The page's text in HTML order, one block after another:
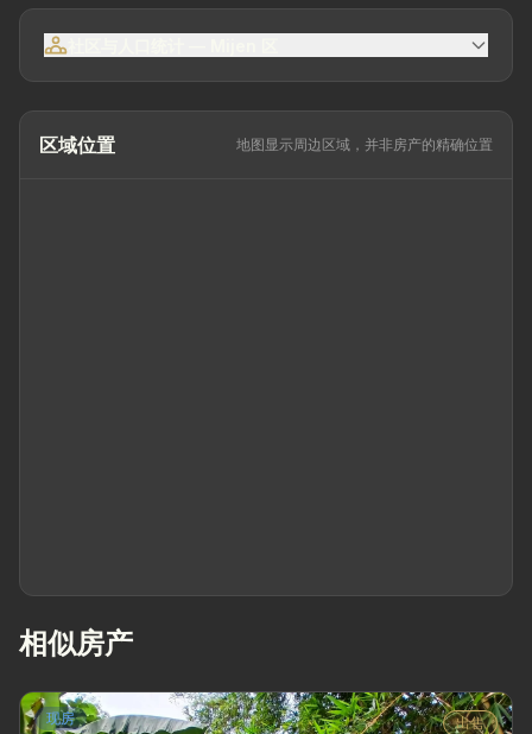
地？ 该区域房产价值持续上升 自由设计——您可以根据自己
的偏好建造理想家园
区域位置 地图显示周边区域，并非房产的精确位置
相似房产
现房 出售